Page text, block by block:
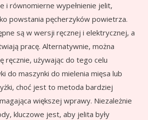
i równomierne wypełnienie jelit,
powstania pęcherzyków powietrza.
są w wersji ręcznej i elektrycznej, a
pracę. Alternatywnie, można
ręcznie, używając do tego celu
do maszynki do mielenia mięsa lub
choć jest to metoda bardziej
większej wprawy. Niezależnie
kluczowe jest, aby jelita były